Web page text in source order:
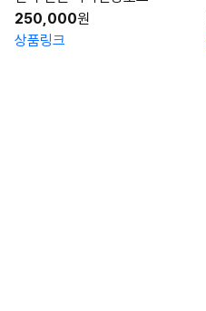
250,000원
상품링크